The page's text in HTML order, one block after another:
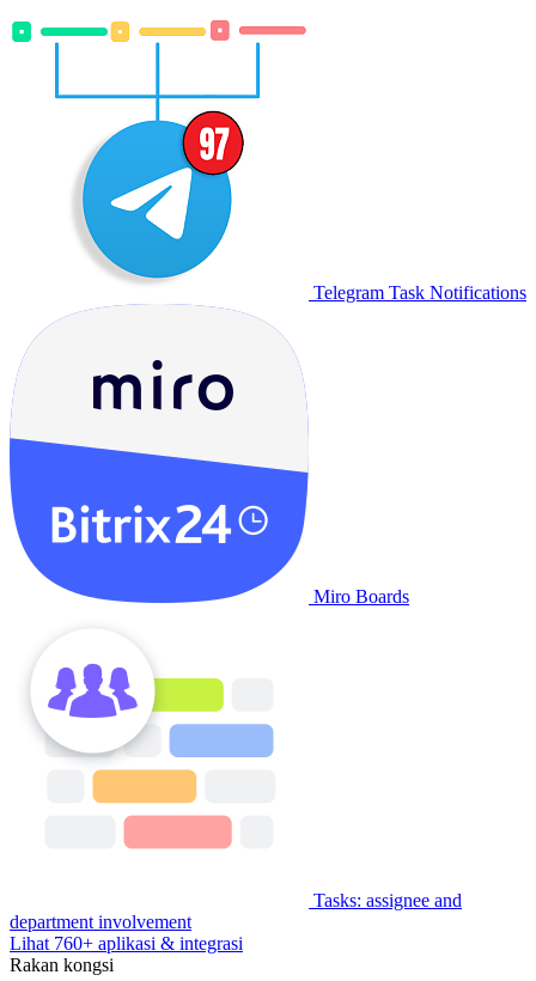
Telegram Task Notifications
Miro Boards
Tasks: assignee and
department involvement
Lihat 760+ aplikasi & integrasi
Rakan kongsi